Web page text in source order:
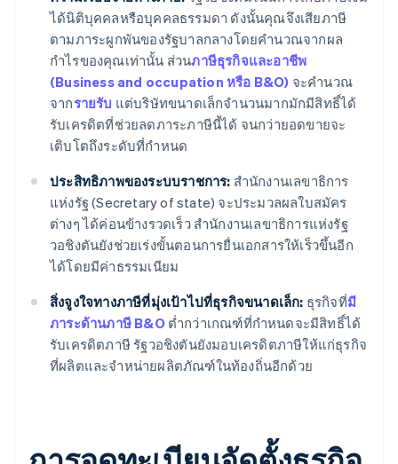
ได้นิติบุคคลหรือบุคคลธรรมดา ดังนั้นคุณจึงเสียภาษี
ตามภาระผูกพันของรัฐบาลกลางโดยคำนวณจากผล
กำไรของคุณเท่านั้น ส่วนภาษีธุรกิจและอาชีพ
(Business and occupation หรือ B&O) จะคำนวณ
จากรายรับ แต่บริษัทขนาดเล็กจำนวนมากมักมีสิทธิ์ได้
รับเครดิตที่ช่วยลดภาระภาษีนี้ได้ จนกว่ายอดขายจะ
เติบโตถึงระดับที่กำหนด
ประสิทธิภาพของระบบราชการ: สำนักงานเลขาธิการ
แห่งรัฐ (Secretary of state) จะประมวลผลใบสมัคร
ต่างๆ ได้ค่อนข้างรวดเร็ว สำนักงานเลขาธิการแห่งรัฐ
วอชิงตันยังช่วยเร่งขั้นตอนการยื่นเอกสารให้เร็วขึ้นอีก
ได้โดยมีค่าธรรมเนียม
สิ่งจูงใจทางภาษีที่มุ่งเป้าไปที่ธุรกิจขนาดเล็ก: ธุรกิจที่มี
ภาระด้านภาษี B&Oต่ำกว่าเกณฑ์ที่กำหนดจะมีสิทธิ์ได้
รับเครดิตภาษี รัฐวอชิงตันยังมอบเครดิตภาษีให้แก่ธุรกิจ
ที่ผลิตและจำหน่ายผลิตภัณฑ์ในท้องถิ่นอีกด้วย